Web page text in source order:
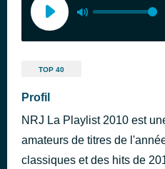
TOP 40
Profil
NRJ La Playlist 2010 est
amateurs de titres de
classiques et des hits de